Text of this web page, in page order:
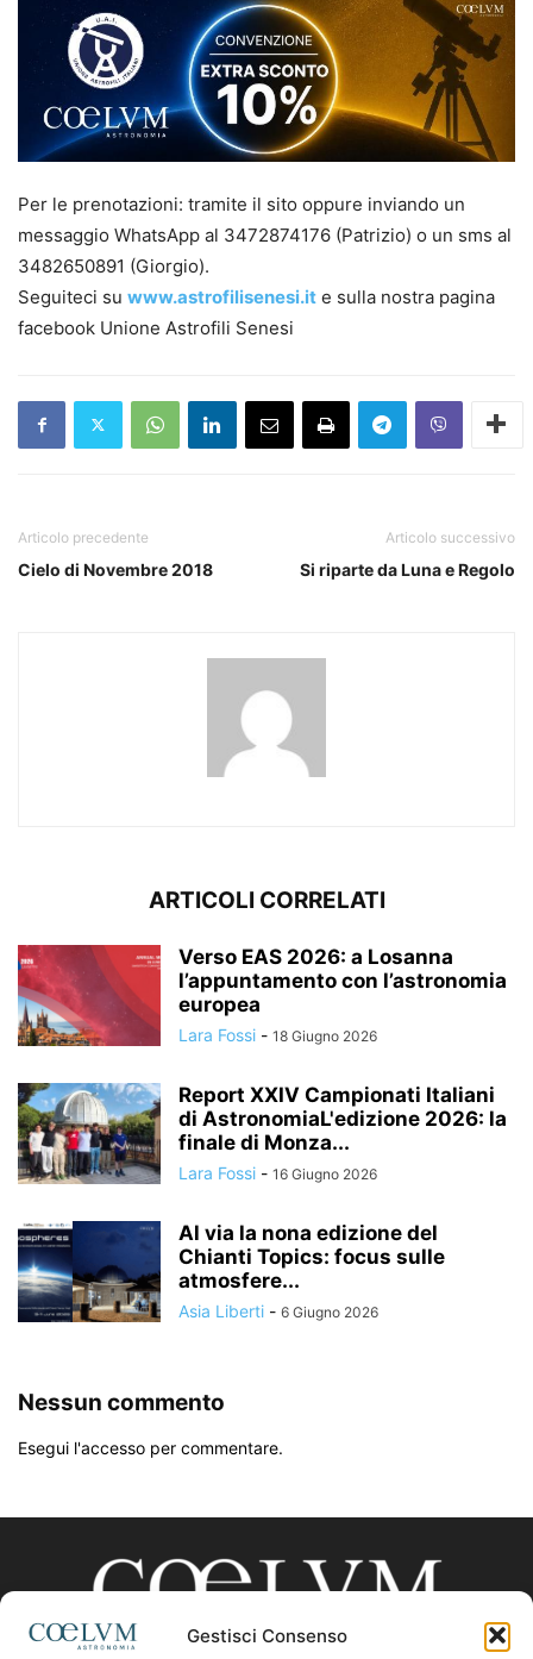
Gestisci Consenso
Per le prenotazioni: tramite il sito oppure inviando un
messaggio WhatsApp al 3472874176 (Patrizio) o un sms al
3482650891 (Giorgio).
Seguiteci su www.astrofilisenesi.it e sulla nostra pagina
facebook Unione Astrofili Senesi
Articolo precedente
Cielo di Novembre 2018
Articolo successivo
Si riparte da Luna e Regolo
ARTICOLI CORRELATI
Verso EAS 2026: a Losanna
l’appuntamento con l’astronomia
europea
Lara Fossi - 18 Giugno 2026
Report XXIV Campionati Italiani
di AstronomiaL'edizione 2026: la
finale di Monza...
Lara Fossi - 16 Giugno 2026
Al via la nona edizione del
Chianti Topics: focus sulle
atmosfere...
Asia Liberti - 6 Giugno 2026
Nessun commento
Esegui l'accesso per commentare.